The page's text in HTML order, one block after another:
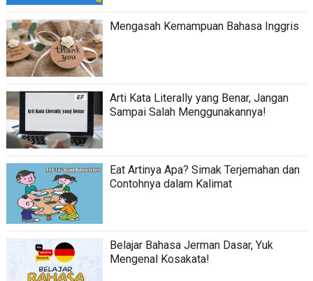
Mengasah Kemampuan Bahasa Inggris
Arti Kata Literally yang Benar, Jangan
Sampai Salah Menggunakannya!
Eat Artinya Apa? Simak Terjemahan dan
Contohnya dalam Kalimat
Belajar Bahasa Jerman Dasar, Yuk
Mengenal Kosakata!